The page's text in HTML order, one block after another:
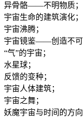
异骨骼——不明物质；
宇宙生命的建筑演化；
宇宙沸腾；
宇宙镜鉴——创造不可
“气”的宇宙；
水星球；
反馈的变种；
宇宙人体建筑；
宇宙之舞；
妖魔宇宙与时间的方